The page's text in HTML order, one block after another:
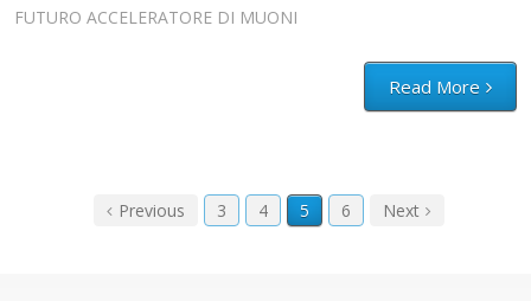
FUTURO ACCELERATORE DI MUONI
Read More
Previous 3 4 5 6 Next